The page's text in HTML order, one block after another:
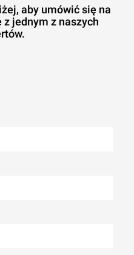
aby umówić się na
jednym z naszych